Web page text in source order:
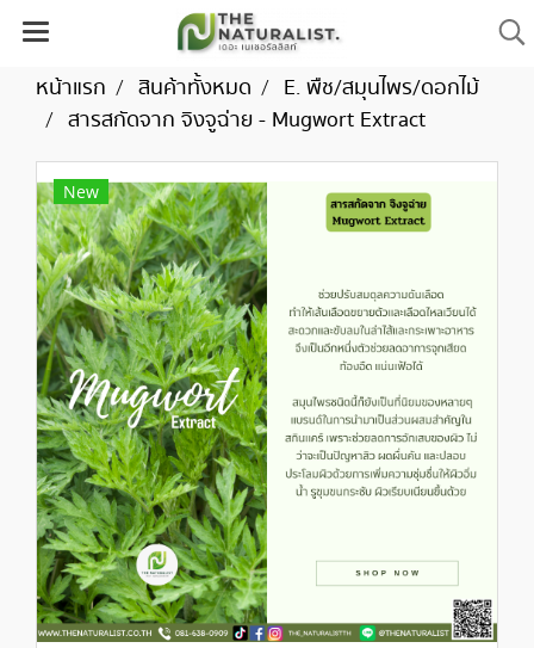
หน้าแรก สินค้าทั้งหมด
E. พืช/สมุนไพร/ดอกไม้
สารสกัดจาก จิงจูฉ่าย - Mugwort Extract
New